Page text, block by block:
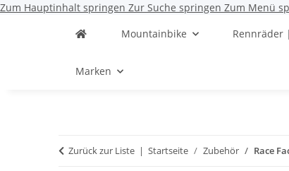
Zum Hauptinhalt springen Zur Suche springen Zum Menü
Mountainbike
Rennräder
Marken
Zurück zur Liste Startseite Zubehör Race